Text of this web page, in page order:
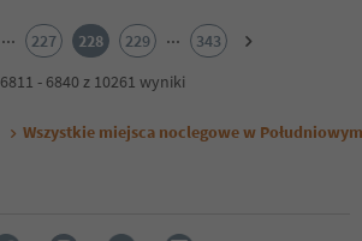
... 227 228 229 ...
343
6811 - 6840 z 10261 wyniki
Wszystkie miejsca noclegowe w